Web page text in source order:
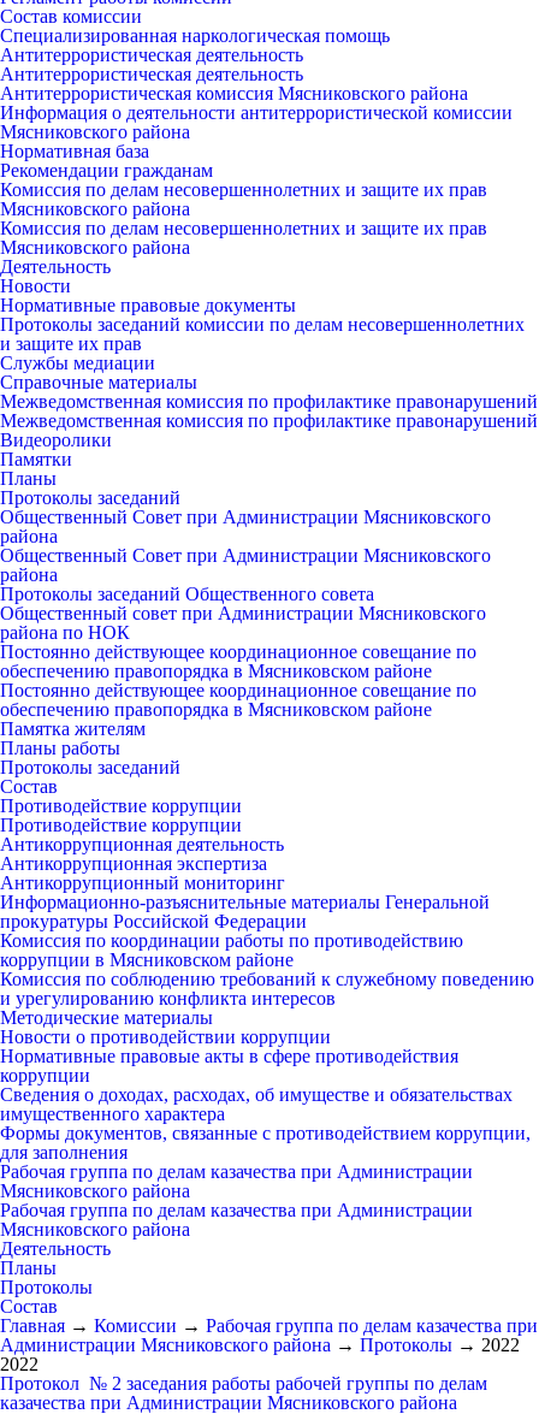
Состав комиссии
Специализированная наркологическая помощь
Антитеррористическая деятельность
Антитеррористическая деятельность
Антитеррористическая комиссия Мясниковского района
Информация о деятельности антитеррористической комиссии
Мясниковского района
Нормативная база
Рекомендации гражданам
Комиссия по делам несовершеннолетних и защите их прав
Мясниковского района
Комиссия по делам несовершеннолетних и защите их прав
Мясниковского района
Деятельность
Новости
Нормативные правовые документы
Протоколы заседаний комиссии по делам несовершеннолетних
и защите их прав
Службы медиации
Справочные материалы
Межведомственная комиссия по профилактике правонарушений
Межведомственная комиссия по профилактике правонарушений
Видеоролики
Памятки
Планы
Протоколы заседаний
Общественный Совет при Администрации Мясниковского
района
Общественный Совет при Администрации Мясниковского
района
Протоколы заседаний Общественного совета
Общественный совет при Администрации Мясниковского
района по НОК
Постоянно действующее координационное совещание по
обеспечению правопорядка в Мясниковском районе
Постоянно действующее координационное совещание по
обеспечению правопорядка в Мясниковском районе
Памятка жителям
Планы работы
Протоколы заседаний
Состав
Противодействие коррупции
Противодействие коррупции
Антикоррупционная деятельность
Антикоррупционная экспертиза
Антикоррупционный мониторинг
Информационно-разъяснительные материалы Генеральной
прокуратуры Российской Федерации
Комиссия по координации работы по противодействию
коррупции в Мясниковском районе
Комиссия по соблюдению требований к служебному поведению
и урегулированию конфликта интересов
Методические материалы
Новости о противодействии коррупции
Нормативные правовые акты в сфере противодействия
коррупции
Сведения о доходах, расходах, об имуществе и обязательствах
имущественного характера
Формы документов, связанные с противодействием коррупции,
для заполнения
Рабочая группа по делам казачества при Администрации
Мясниковского района
Рабочая группа по делам казачества при Администрации
Мясниковского района
Деятельность
Планы
Протоколы
Состав
Главная → Комиссии → Рабочая группа по делам казачества при
Администрации Мясниковского района → Протоколы → 2022
2022
Протокол № 2 заседания работы рабочей группы по делам
казачества при Администрации Мясниковского района